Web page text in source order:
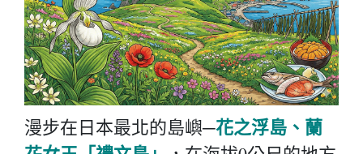
漫步在日本最北的島嶼─花之浮島、蘭